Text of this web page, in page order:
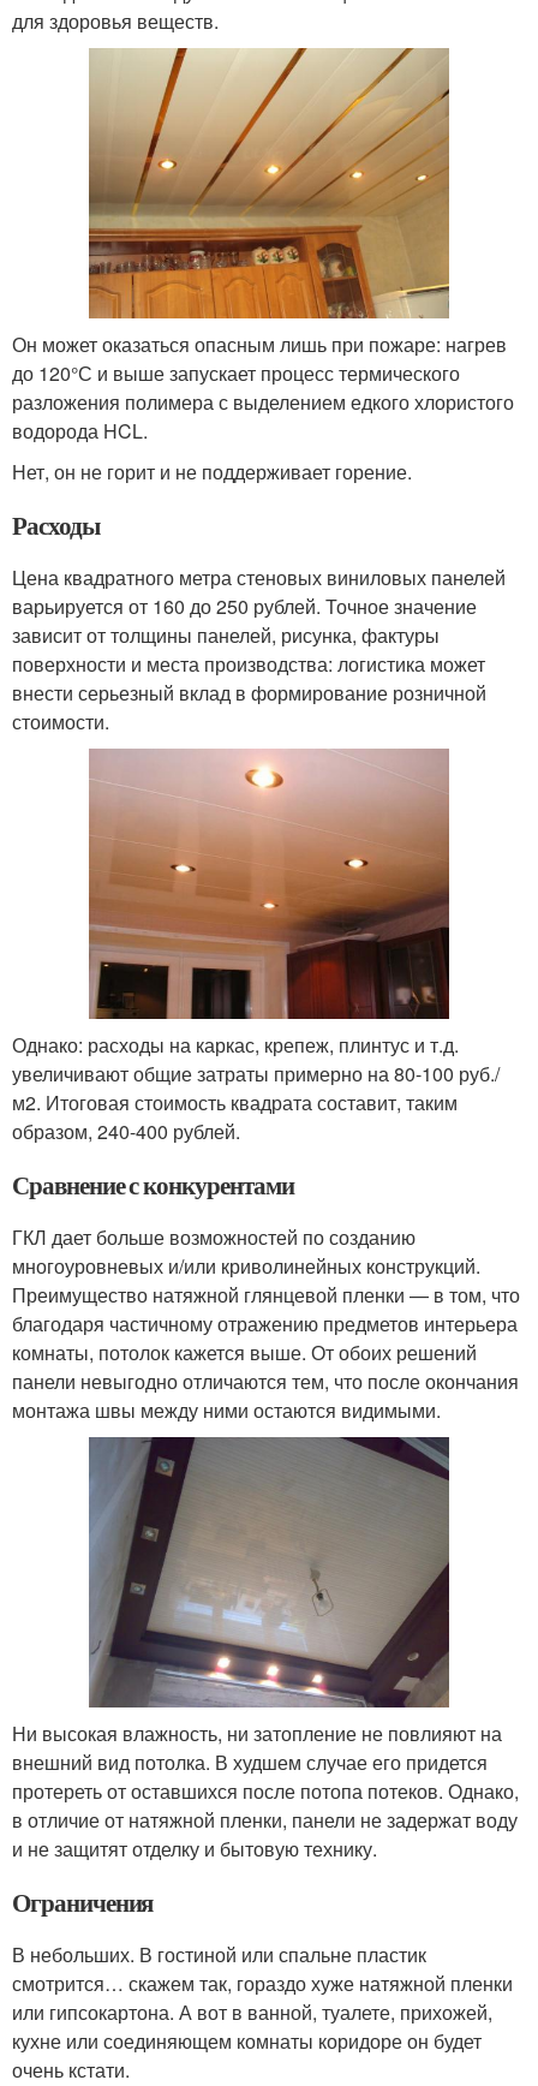
для здоровья веществ.
Он может оказаться опасным лишь при пожаре: нагрев
до 120°С и выше запускает процесс термического
разложения полимера с выделением едкого хлористого
водорода HCL.
Нет, он не горит и не поддерживает горение.
Расходы
Цена квадратного метра стеновых виниловых панелей
варьируется от 160 до 250 рублей. Точное значение
зависит от толщины панелей, рисунка, фактуры
поверхности и места производства: логистика может
внести серьезный вклад в формирование розничной
стоимости.
Однако: расходы на каркас, крепеж, плинтус и т.д.
увеличивают общие затраты примерно на 80-100 руб./
м2. Итоговая стоимость квадрата составит, таким
образом, 240-400 рублей.
Сравнение с конкурентами
ГКЛ дает больше возможностей по созданию
многоуровневых и/или криволинейных конструкций.
Преимущество натяжной глянцевой пленки — в том, что
благодаря частичному отражению предметов интерьера
комнаты, потолок кажется выше. От обоих решений
панели невыгодно отличаются тем, что после окончания
монтажа швы между ними остаются видимыми.
Ни высокая влажность, ни затопление не повлияют на
внешний вид потолка. В худшем случае его придется
протереть от оставшихся после потопа потеков. Однако,
в отличие от натяжной пленки, панели не задержат воду
и не защитят отделку и бытовую технику.
Ограничения
В небольших. В гостиной или спальне пластик
смотрится… скажем так, гораздо хуже натяжной пленки
или гипсокартона. А вот в ванной, туалете, прихожей,
кухне или соединяющем комнаты коридоре он будет
очень кстати.